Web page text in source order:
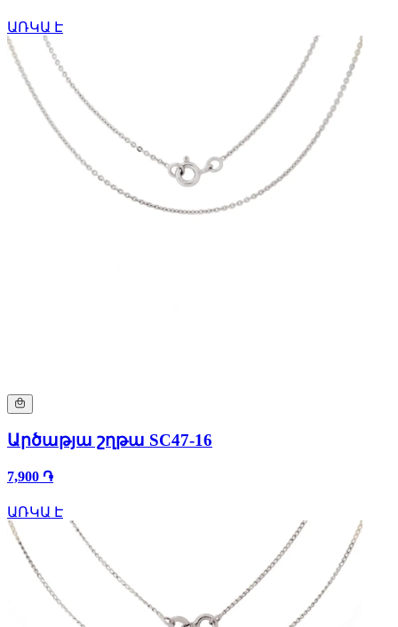
ԱՌԿԱ Է
Արծաթյա շղթա SC47-16
7,900 ֏
ԱՌԿԱ Է